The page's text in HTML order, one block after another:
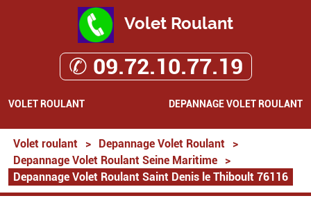
Volet Roulant
✆ 09.72.10.77.19
VOLET ROULANT DEPANNAGE VOLET ROULANT
Volet roulant > Depannage Volet Roulant
>
Depannage Volet Roulant Seine Maritime
>
Depannage Volet Roulant Saint Denis le Thiboult 76116